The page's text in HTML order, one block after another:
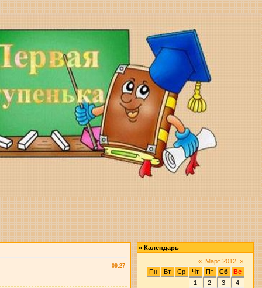
09:27
»Календарь
« Март 2012 »
Пн
Вт Ср Чт Пт Сб
Вс
1
2 3
4